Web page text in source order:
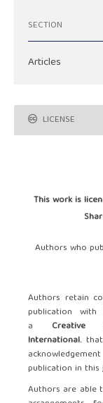
SECTION
Articles
LICENSE
This work is
Authors who
Authors retain
publication
a Creative
International.that
publication in this
Authors are able